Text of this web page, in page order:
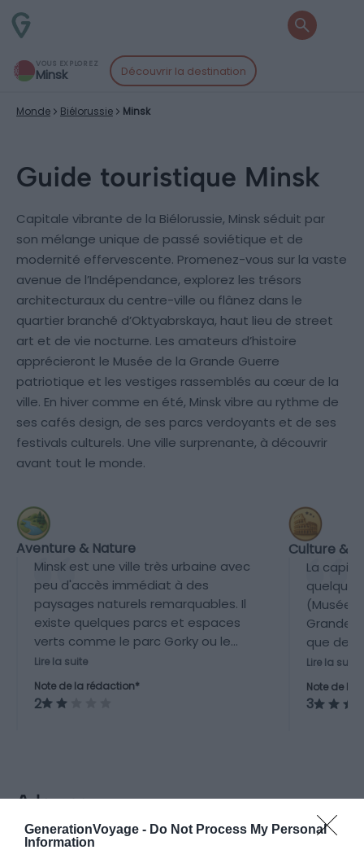
GenerationVoyage - Do Not Process My Personal
Information
VOUS EXPLOREZ
Minsk Découvrir la destination
Monde Biélorussie Minsk
Guide touristique Minsk
Capitale vibrante de la Biélorussie, Minsk séduit par
son mélange unique de passé soviétique et de
modernité effervescente. Promenez-vous sur la vaste
avenue de l’Indépendance, explorez les trésors
architecturaux du centre-ville ou flânez dans le
quartier branché d’Oktyabrskaya, haut lieu de street
art et de vie nocturne. Les amateurs d’histoire
apprécieront le Musée de la Grande Guerre
patriotique et les vestiges rassemblés au cœur de la
ville. En hiver comme en été, Minsk vibre au rythme de
ses cafés design, de ses parcs verdoyants et de ses
festivals culturels. Une ville surprenante, à découvrir
avant tout le monde.
Aventure & Nature
Minsk est une ville très urbaine avec
peu d'accès immédiat à des
paysages naturels remarquables. Il
existe quelques parcs et espaces
verts comme le parc Gorky ou le
jardin botanique, mais les activités
de plein air et nature sont limitées
à la ville. La nature plus immersive
Lire la suite
Note de la rédaction*
2
Culture &
La
(Musée
Grande
que des
surtout
Lire la suite
Note de la
3
A la une
Incontournables